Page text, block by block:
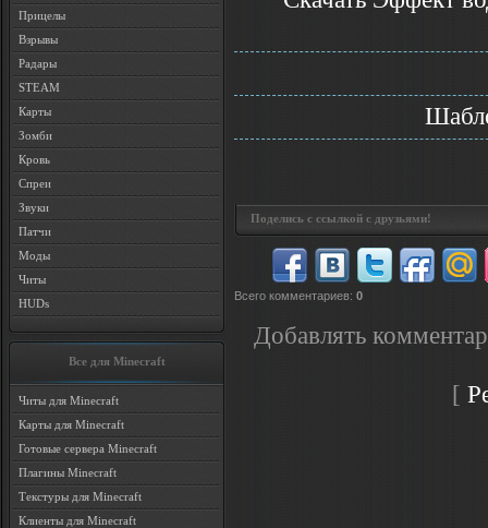
Прицелы
Взрывы
Радары
STEAM
Карты
Зомби
Кровь
Спреи
Звуки
Патчи
Моды
Читы
HUDs
Все для Minecraft
Читы для Minecraft
Карты для Minecraft
Готовые сервера Minecraft
Плагины Minecraft
Текстуры для Minecraft
Клиенты для Minecraft
Поделись с ссылкой с друзьями!
Всего комментариев: 0
Добавлять
[